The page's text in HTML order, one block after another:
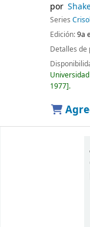
por
Series
Edición:9a
Detalles de
1977 .